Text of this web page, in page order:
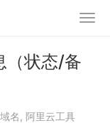
（状态/备
名 , 阿里云工具